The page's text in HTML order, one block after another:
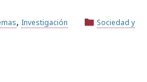
, Investigación
Sociedad y